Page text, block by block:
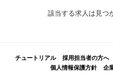
該当する求人は見つ
チュートリアル 採用担当者の方へ
個人情報保護方針
企